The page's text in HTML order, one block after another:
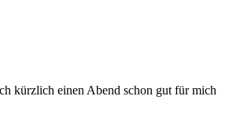
kürzlich einen Abend schon gut für mich